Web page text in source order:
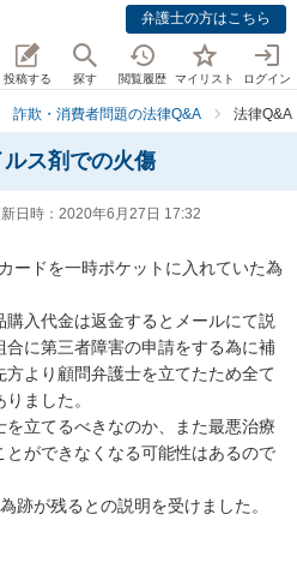
弁護士の方はこちら
投稿する 探す 閲覧履歴 マイリスト ログイン
詐欺・消費者問題の法律Q&A 法律Q&A
ス剤での火傷
日時： 2020年6月27日 17:32
ードを一時ポケットに入れていた為
入代金は返金するとメールにて説
に第三者障害の申請をする為に補
より顧問弁護士を立てたため全て
ました。
立てるべきなのか、また最悪治療
ができなくなる可能性はあるので
跡が残るとの説明を受けました。